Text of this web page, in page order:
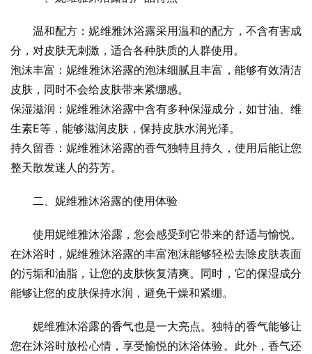
温和配方：妮维雅沐浴露采用温和的配方，不含有害成
分，对皮肤无刺激，适合各种肤质的人群使用。
泡沫丰富：妮维雅沐浴露的泡沫细腻且丰富，能够有效清洁
皮肤，同时不会给皮肤带来紧绷感。
保湿滋润：妮维雅沐浴露中含有多种保湿成分，如甘油、维
生素E等，能够滋润皮肤，保持皮肤水润光泽。
持久留香：妮维雅沐浴露的香气独特且持久，使用后能让您
整天散发迷人的芬芳。
二、妮维雅沐浴露的使用体验
使用妮维雅沐浴露，您会感受到它带来的舒适与愉悦。
在沐浴时，妮维雅沐浴露的丰富泡沫能够轻松去除皮肤表面
的污垢和油脂，让您的皮肤恢复清爽。同时，它的保湿成分
能够让您的皮肤保持水润，避免干燥和紧绷。
妮维雅沐浴露的香气也是一大亮点。独特的香气能够让
您在沐浴时放松心情，享受愉悦的沐浴体验。此外，香气还